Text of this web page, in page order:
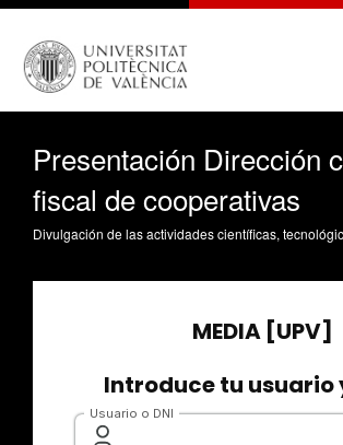
Presentación Dirección
fiscal de cooperativas